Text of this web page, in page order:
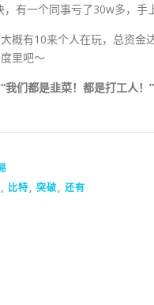
有一个同事亏了30w多，手
概有10来个人在玩，总资金
里吧～
我们都是韭菜！都是打工人！”
, 比特, 突破, 还有